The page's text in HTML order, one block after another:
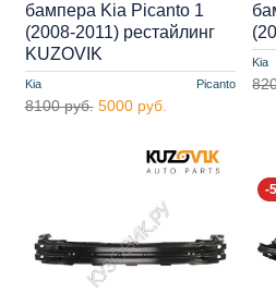
Kia Picanto
бампера Kia Picanto 1
(2008-2011) рестайлинг
KUZOVIK
8100 руб. 5000 руб.
Kia
-